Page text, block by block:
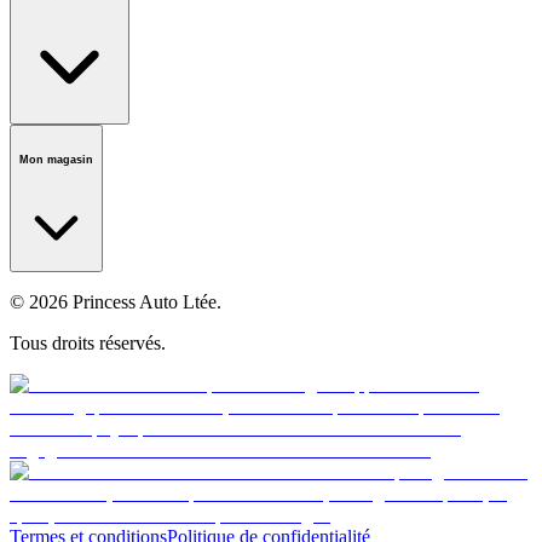
Notre histoire
Mon magasin
© 2026 Princess Auto Ltée.
Tous droits réservés.
Termes et conditionsPolitique de confidentialité